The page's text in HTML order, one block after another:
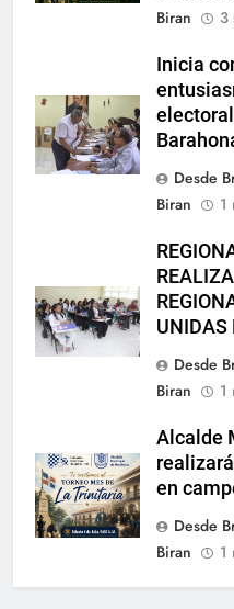
Biran
3
Inicia
Desde
Biran
1
UNIDAS
Desde
Biran
1
Alcalde
en
Desde
Biran
1